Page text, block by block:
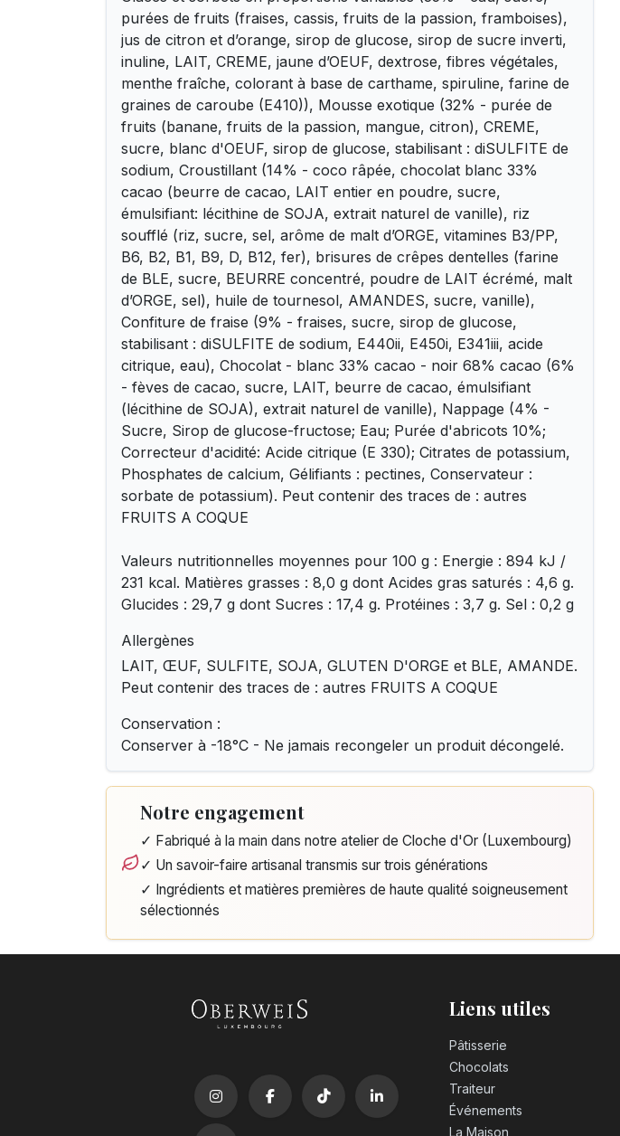
purées de fruits (fraises, cassis, fruits de la passion, framboises),
jus de citron et d’orange, sirop de glucose, sirop de sucre inverti,
inuline, LAIT, CREME, jaune d’OEUF, dextrose, fibres végétales,
menthe fraîche, colorant à base de carthame, spiruline, farine de
graines de caroube (E410)), Mousse exotique (32% - purée de
fruits (banane, fruits de la passion, mangue, citron), CREME,
sucre, blanc d'OEUF, sirop de glucose, stabilisant : diSULFITE de
sodium, Croustillant (14% - coco râpée, chocolat blanc 33%
cacao (beurre de cacao, LAIT entier en poudre, sucre,
émulsifiant: lécithine de SOJA, extrait naturel de vanille), riz
soufflé (riz, sucre, sel, arôme de malt d’ORGE, vitamines B3/PP,
B6, B2, B1, B9, D, B12, fer), brisures de crêpes dentelles (farine
de BLE, sucre, BEURRE concentré, poudre de LAIT écrémé, malt
d’ORGE, sel), huile de tournesol, AMANDES, sucre, vanille),
Confiture de fraise (9% - fraises, sucre, sirop de glucose,
stabilisant : diSULFITE de sodium, E440ii, E450i, E341iii, acide
citrique, eau), Chocolat - blanc 33% cacao - noir 68% cacao (6%
- fèves de cacao, sucre, LAIT, beurre de cacao, émulsifiant
(lécithine de SOJA), extrait naturel de vanille), Nappage (4% -
Sucre, Sirop de glucose-fructose; Eau; Purée d'abricots 10%;
Correcteur d'acidité: Acide citrique (E 330); Citrates de potassium,
Phosphates de calcium, Gélifiants : pectines, Conservateur :
sorbate de potassium). Peut contenir des traces de : autres
FRUITS A COQUE
Valeurs nutritionnelles moyennes pour 100 g : Energie : 894 kJ /
231 kcal. Matières grasses : 8,0 g dont Acides gras saturés : 4,6 g.
Glucides : 29,7 g dont Sucres : 17,4 g. Protéines : 3,7 g. Sel : 0,2 g
Allergènes
LAIT, ŒUF, SULFITE, SOJA, GLUTEN D'ORGE et BLE, AMANDE.
Peut contenir des traces de : autres FRUITS A COQUE
Conservation :
Conserver à -18°C - Ne jamais recongeler un produit décongelé.
Notre engagement
✓ Fabriqué à la main dans notre atelier de Cloche d'Or (Luxembourg)
✓ Un savoir-faire artisanal transmis sur trois générations
✓ Ingrédients et matières premières de haute qualité soigneusement
sélectionnés
Liens utiles
Pâtisserie
Chocolats
Traiteur
Événements
La Maison